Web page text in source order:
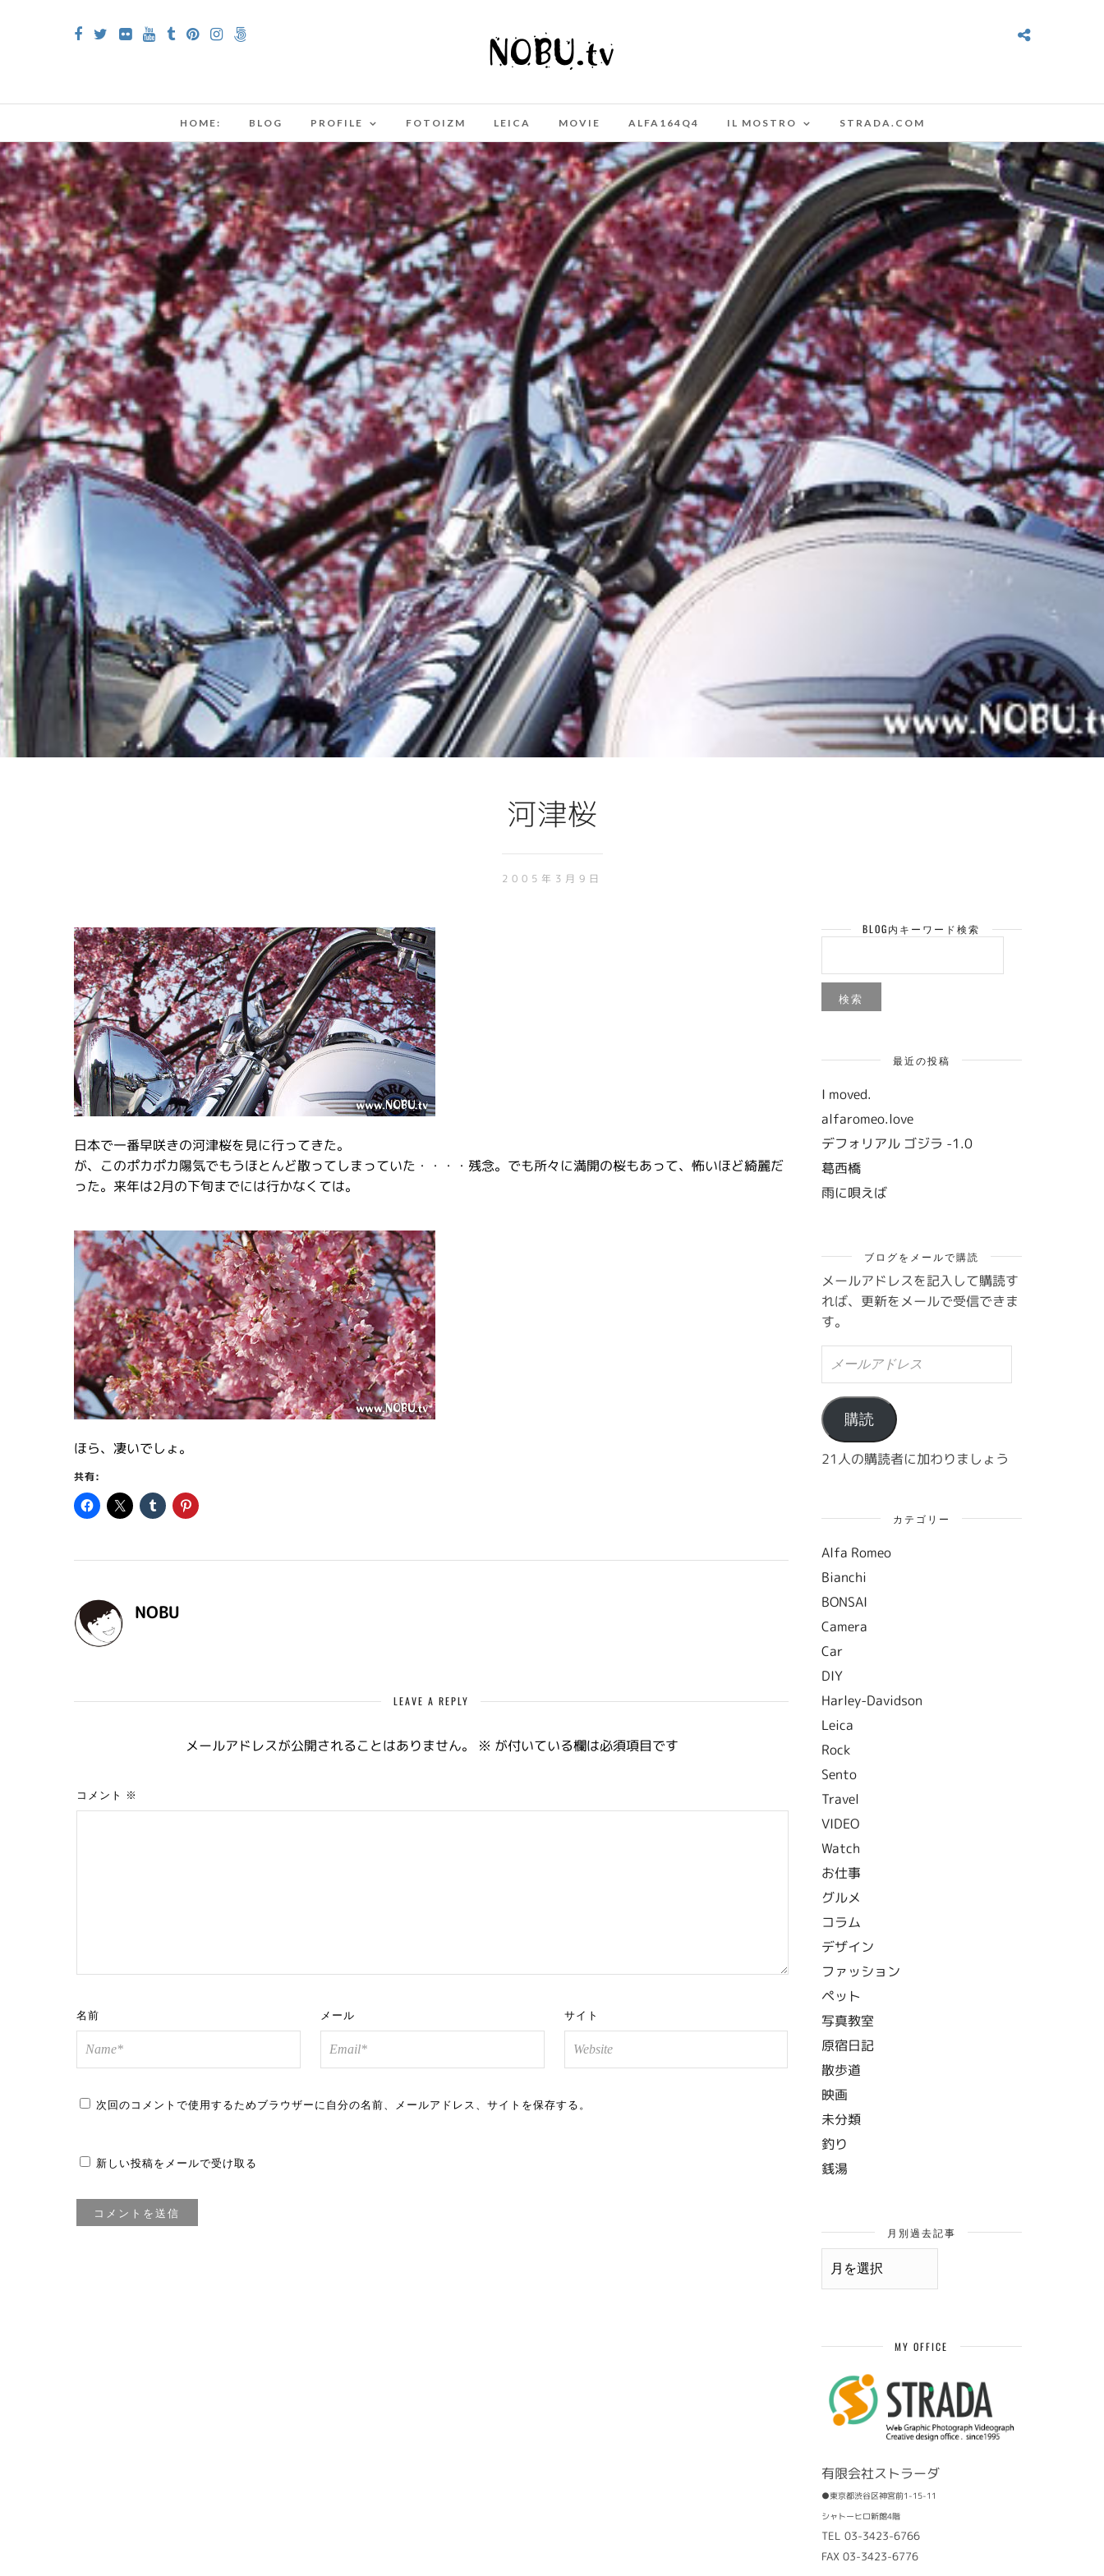
HOME: BLOG PROFILE FOTOIZM LEICA MOVIE ALFA164Q4 IL MOSTRO STRADA.COM
河津桜
2005年3月9日
日本で一番早咲きの河津桜を見に行ってきた。
が、このポカポカ陽気でもうほとんど散ってしまっていた・・・・残念。でも所々に満開の桜もあって、怖いほど綺麗だ
った。来年は2月の下旬までには行かなくては。
ほら、凄いでしょ。
共有:
NOBU
LEAVE A REPLY
メールアドレスが公開されることはありません。 ※ が付いている欄は必須項目です
コメント ※
名前 メール サイト
次回のコメントで使用するためブラウザーに自分の名前、メールアドレス、サイトを保存する。
新しい投稿をメールで受け取る
BLOG内キーワード検索
最近の投稿
I moved.
alfaromeo.love
デフォリアル ゴジラ -1.0
葛西橋
雨に唄えば
ブログをメールで購読
メールアドレスを記入して購読す
れば、更新をメールで受信できま
す。
ル
ア
ド
レ
ス
購読
21人の購読者に加わりましょう
カテゴリー
Alfa Romeo
Bianchi
BONSAI
Camera
Car
DIY
Harley-Davidson
Leica
Rock
Sento
Travel
VIDEO
Watch
お仕事
グルメ
コラム
デザイン
ファッション
ペット
写真教室
原宿日記
散歩道
映画
未分類
釣り
銭湯
月別過去記事
月
MY OFFICE
有限会社ストラーダ
●東京都渋谷区神宮前1-15-11
シャトーヒロ新館4階
TEL 03-3423-6766
FAX 03-3423-6776